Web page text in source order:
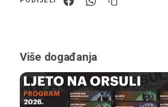
Više događanja